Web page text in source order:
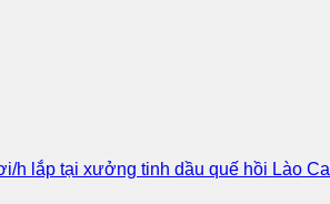
h lắp tại xưởng tinh dầu quế hồi Lào